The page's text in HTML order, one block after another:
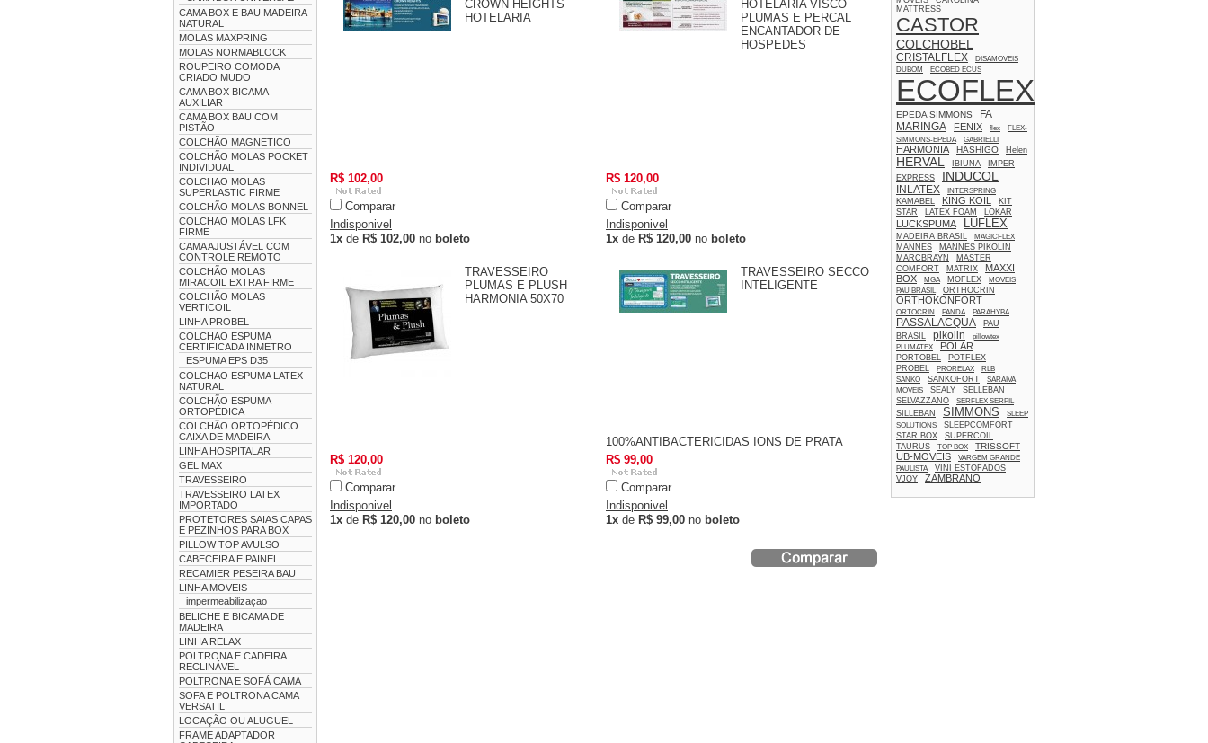
CAMA BOX E BAU MADEIRA
NATURAL
MOLAS MAXPRING
MOLAS NORMABLOCK
ROUPEIRO COMODA
CRIADO MUDO
CAMA BOX BICAMA
AUXILIAR
CAMA BOX BAU COM
PISTÃO
COLCHÃO MAGNETICO
COLCHÃO MOLAS POCKET
INDIVIDUAL
COLCHAO MOLAS
SUPERLASTIC FIRME
COLCHÃO MOLAS BONNEL
COLCHAO MOLAS LFK
FIRME
CAMA AJUSTÁVEL COM
CONTROLE REMOTO
COLCHÃO MOLAS
MIRACOIL EXTRA FIRME
COLCHÃO MOLAS
VERTICOIL
LINHA PROBEL
COLCHAO ESPUMA
CERTIFICADA INMETRO
ESPUMA EPS D35
COLCHAO ESPUMA LATEX
NATURAL
COLCHÃO ESPUMA
ORTOPÉDICA
COLCHÃO ORTOPÉDICO
CAIXA DE MADEIRA
LINHA HOSPITALAR
GEL MAX
TRAVESSEIRO
TRAVESSEIRO LATEX
IMPORTADO
PROTETORES SAIAS CAPAS
E PEZINHOS PARA BOX
PILLOW TOP AVULSO
CABECEIRA E PAINEL
RECAMIER PESEIRA BAU
LINHA MOVEIS
impermeabilizaçao
BELICHE E BICAMA DE
MADEIRA
LINHA RELAX
POLTRONA E CADEIRA
RECLINÁVEL
POLTRONA E SOFÁ CAMA
SOFA E POLTRONA CAMA
VERSATIL
LOCAÇÃO OU ALUGUEL
FRAME ADAPTADOR
CROWN HEIGHTS
HOTELARIA
R$ 102,00
Comparar
Indisponivel
1x de R$ 102,00 no boleto
HOTELARIA VISCO
PLUMAS E PERCAL
ENCANTADOR DE
HOSPEDES
R$ 120,00
Comparar
Indisponivel
1x de R$ 120,00 no boleto
TRAVESSEIRO
PLUMAS E PLUSH
HARMONIA 50X70
R$ 120,00
Comparar
Indisponivel
1x de R$ 120,00 no boleto
TRAVESSEIRO SECCO
INTELIGENTE
100%ANTIBACTERICIDAS IONS DE PRATA
R$ 99,00
Comparar
Indisponivel
1x de R$ 99,00 no boleto
MATTRESS
CASTOR
COLCHOBEL
CRISTALFLEX
DISAMOVEIS
DUBOM
ECOBED ECUS
ECOFLEX
EPEDA SIMMONS
FA
MARINGA
FENIX flex
FLEX-
SIMMONS-EPEDA
GABRIELLI
HARMONIA HASHIGO Helen
HERVAL IBIUNA
IMPER
EXPRESS
INDUCOL
INLATEX INTERSPRING
KAMABEL KING KOIL
KIT
STAR
LATEX FOAM LOKAR
LUCKSPUMA LUFLEX
MADEIRA BRASIL MAGICFLEX
MANNES
MANNES PIKOLIN
MARCBRAYN
MASTER
COMFORT
MATRIX
MAXXI
BOX
MGA MOFLEX
MOVEIS
PAU BRASIL
ORTHOCRIN
ORTHOKONFORT
ORTOCRIN PANDA PARAHYBA
PASSALACQUA
PAU
BRASIL
pikolin
pillowtex
PLUMATEX
POLAR
PORTOBEL
POTFLEX
PROBEL
PRORELAX
RLB
SANKO
SANKOFORT
SARAIVA
MOVEIS
SEALY
SELLEBAN
SELVAZZANO
SERFLEX SERPIL
SILLEBAN SIMMONS
SLEEP
SOLUTIONS
SLEEPCOMFORT
STAR BOX
SUPERCOIL
TAURUS
TOP BOX TRISSOFT
UB-MOVEIS
VARGEM GRANDE
PAULISTA
VINI ESTOFADOS
VJOY
ZAMBRANO